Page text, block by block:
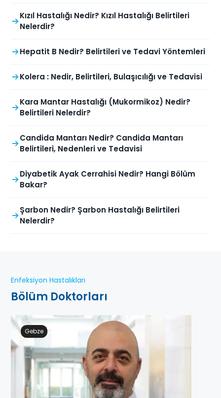
Kızıl Hastalığı Nedir? Kızıl Hastalığı Belirtileri
Nelerdir?
Hepatit B Nedir? Belirtileri ve Tedavi Yöntemleri
Kolera : Nedir, Belirtileri, Bulaşıcılığı ve Tedavisi
Kara Mantar Hastalığı (Mukormikoz) Nedir?
Belirtileri Nelerdir?
Candida Mantarı Nedir? Candida Mantarı
Belirtileri, Nedenleri ve Tedavisi
Diyabetik Ayak Cerrahisi Nedir? Hangi Bölüm
Bakar?
Şarbon Nedir? Şarbon Hastalığı Belirtileri
Nelerdir?
Enfeksiyon Hastalıkları
Bölüm Doktorları
Gebze